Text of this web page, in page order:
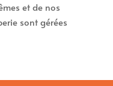
et de nos
sont gérées